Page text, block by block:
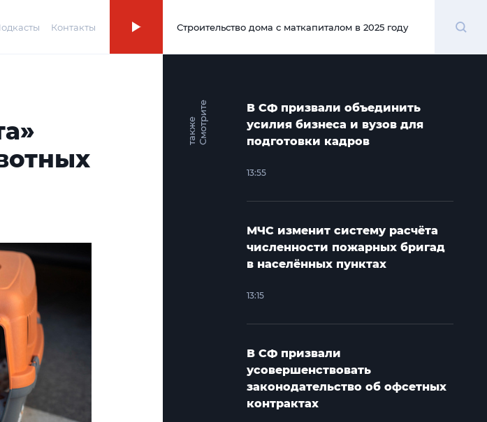
Контакты 00:00
Строительство дома с маткапиталом в 2025 году
С
м
о
т
р и
т
е
т
а
к
ж
е
В СФ призвали объединить
усилия бизнеса и вузов для
подготовки кадров
13:55
МЧС изменит систему расчёта
численности пожарных бригад
в населённых пунктах
13:15
В СФ призвали
усовершенствовать
законодательство об офсетных
контрактах